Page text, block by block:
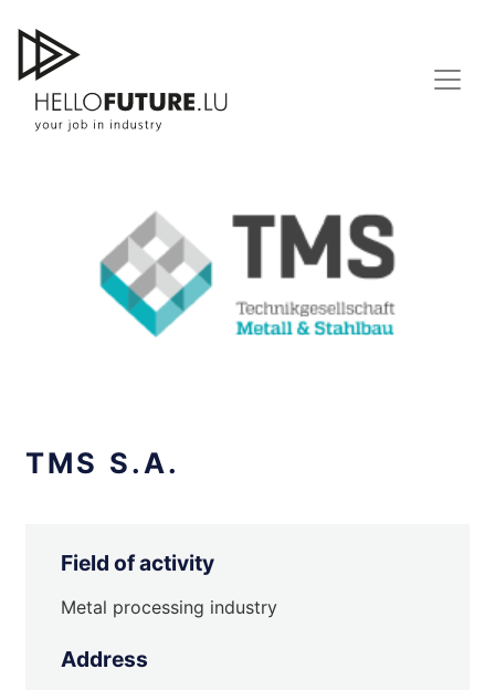
content
TMS S.A.
Field of activity
Metal processing industry
Address